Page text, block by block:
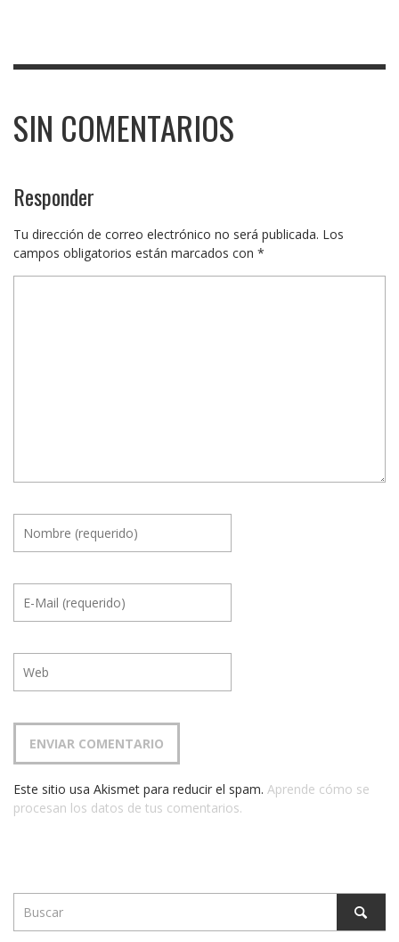
SIN COMENTARIOS
Responder
Tu dirección de correo electrónico no será publicada. Los
campos obligatorios están marcados con *
Este sitio usa Akismet para reducir el spam. Aprende cómo se
procesan los datos de tus comentarios.